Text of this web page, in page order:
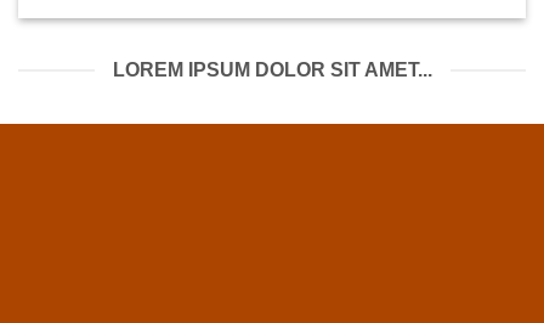
LOREM IPSUM DOLOR SIT AMET...